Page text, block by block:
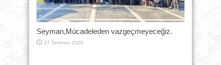
Seyman,Mücadeleden vazgeçmeyeceğiz.
27 Temmuz 2026